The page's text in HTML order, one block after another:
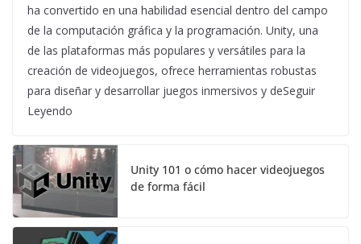
ha convertido en una habilidad esencial dentro del campo
de la computación gráfica y la programación. Unity, una
de las plataformas más populares y versátiles para la
creación de videojuegos, ofrece herramientas robustas
para diseñar y desarrollar juegos inmersivos y deSeguir
Leyendo
Unity 101 o cómo hacer videojuegos
de forma fácil